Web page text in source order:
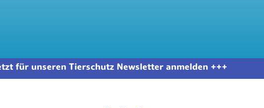
für unseren Tierschutz Newsletter anmelden +++